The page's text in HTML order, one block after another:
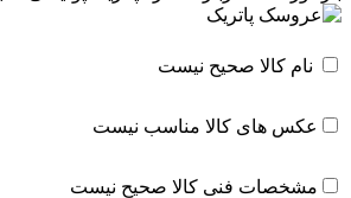
ابزار شوخی و سرگرمی
ایفای نقش و شخصیت ها
نام کالا صحیح نیست
عکس های کالا مناسب نیست
مشخصات فنی کالا صحیح نیست